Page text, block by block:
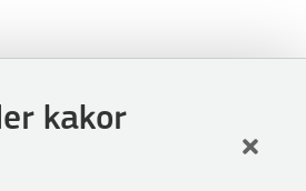
kakor